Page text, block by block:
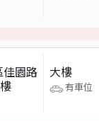
園路
大樓
有車位